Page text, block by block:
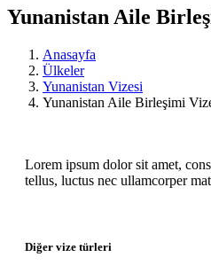
Yunanistan Aile
Anasayfa
Ülkeler
Yunanistan Vizesi
Yunanistan Aile Birleşimi
Lorem ipsum dolor sit amet,
tellus, luctus nec ullamcorper
Diğer vize türleri